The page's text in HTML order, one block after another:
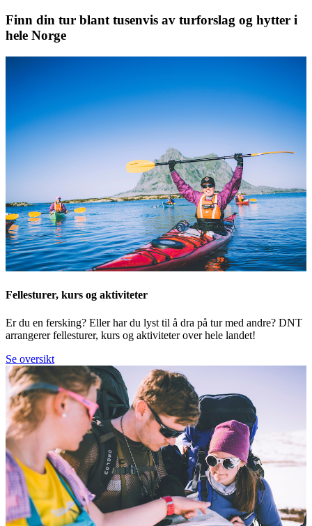
Finn din tur blant tusenvis av turforslag og hytter i
hele Norge
Fellesturer, kurs og aktiviteter
Er du en fersking? Eller har du lyst til å dra på tur med andre? DNT
arrangerer fellesturer, kurs og aktiviteter over hele landet!
Se oversikt